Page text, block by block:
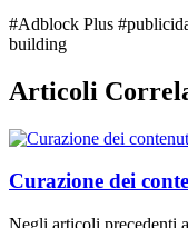
#Adblock Plus
building
Articoli
Curazione dei
Negli articoli precedenti